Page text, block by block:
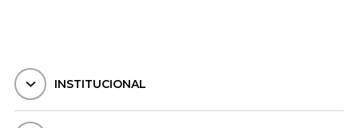
INSTITUCIONAL